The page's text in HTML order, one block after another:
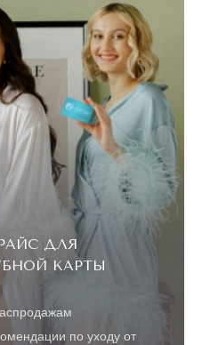
ДЛЯ
КАРТЫ
по уходу от